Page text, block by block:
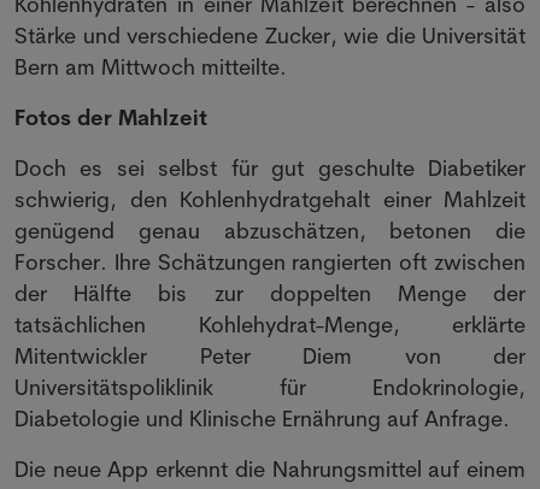
Stärke und verschiedene Zucker, wie die Universität
Bern am Mittwoch mitteilte.
Fotos der Mahlzeit
Doch es sei selbst für gut geschulte Diabetiker
schwierig, den Kohlenhydratgehalt einer Mahlzeit
genügend genau abzuschätzen, betonen die
Forscher. Ihre Schätzungen rangierten oft zwischen
der Hälfte bis zur doppelten Menge der
tatsächlichen Kohlehydrat-Menge, erklärte
Mitentwickler Peter Diem von der
Universitätspoliklinik für Endokrinologie,
Diabetologie und Klinische Ernährung auf Anfrage.
Die neue App erkennt die Nahrungsmittel auf einem